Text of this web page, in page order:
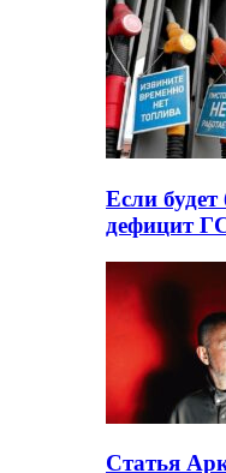
Если
дефицит
Статья